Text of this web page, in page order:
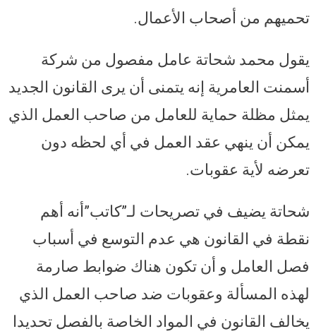
تحميهم من أصحاب الأعمال.
يقول محمد شحاتة عامل مفصول من شركة
أسمنت العامرية إنه يتمنى أن يرى القانون الجديد
يمثل مظلة حماية للعامل من صاحب العمل الذي
يمكن أن ينهي عقد العمل في أي لحظه دون
تعرضه لأية عقوبات.
شحاتة يضيف في تصريحات لـ”كاتب”أنه أهم
نقطة في القانون هي عدم التوسع في أسباب
فصل العامل و أن تكون هناك ضوابط صارمة
لهذه المسألة وعقوبات ضد صاحب العمل الذي
يخالف القانون في المواد الخاصة بالفصل تحديدا